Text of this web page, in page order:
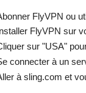
FlyVPN ou
FlyVPN sur
sur "USA"
connecter à un
à sling.com et